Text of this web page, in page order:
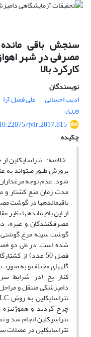
سنجش باقی
مصرفی در شهر
کارکرد بالا
نویسندگان
ادیب احسانی
علی فضل آرا
ورزی
jvlr.2017.815
چکیده
خلاصه: تتراسایکلین از
پرورش طیور می­تواند به
شود. عدم توجه
مدت زمان منع کشتار
باقیمانده­ها در گوشت
از این باقیمانده­ها
مصرف­کنندگان و غیره،
فصل 50 عدد) از
گله­های مختلف و به
کنار یخ (در شرایط
دامپزشکی منتقل و
چرخ گردید و